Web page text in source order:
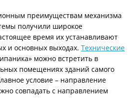
преимуществам механизма
получили широкое
время их устанавливают
и основных выходах. Технические
можно встретить в
помещениях зданий самого
условие – направление
совпадать с направлением